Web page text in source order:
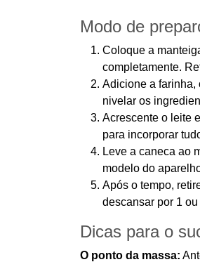
Modo de
Coloque a
completamente.
Adicione a farinha,
nivelar os
Acrescente o leite
para incorporar
Leve a caneca ao
modelo do
Após o tempo,
descansar por 1
Dicas para o
O ponto da massa: